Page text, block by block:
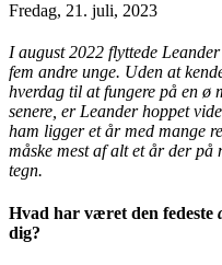
Fredag, 21. juli, 2023
I august 2022 flyttede
fem andre unge. Uden at
hverdag til at fungere på en
senere, er Leander hoppet
ham ligger et år med mange
måske mest af alt et år der på
tegn.
Hvad har været den fedeste
dig?